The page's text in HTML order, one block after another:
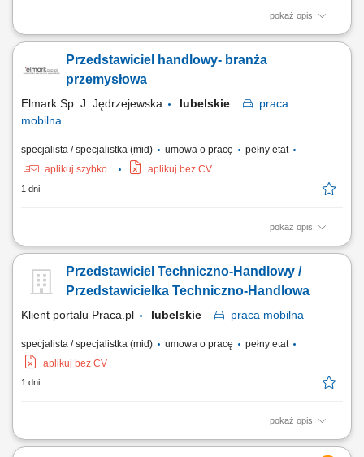
pokaż opis
Opis stanowiska: Pozyskiwanie nowych partnerów biznesowych oraz
oświatowo-wychowawczego; Przeprowadzanie bezpośrednich spotkań
handlowych i prezentacja asortymentu wyposażenia, sprzętu
Przedstawiciel handlowy- branża
przemysłowa
Elmark Sp. J. Jędrzejewska lubelskie
praca
mobilna
specjalista / specjalistka (mid) umowa o pracę
pełny etat
aplikuj szybko
aplikuj bez CV
1 dni
pokaż opis
Twój zakres obowiązków: Reprezentowanie firmy w kontaktach
Współpraca z dużymi i średnimi firmami produkcyjnymi oraz
producentami maszyn. Pozyskiwanie nowych klientów oraz kontakt z
Przedstawiciel Techniczno-Handlowy /
Przedstawicielka Techniczno-Handlowa
Klient portalu Praca.pl lubelskie praca mobilna
specjalista / specjalistka (mid) umowa o pracę
pełny etat
aplikuj bez CV
1 dni
pokaż opis
Rozwijanie współpracy z firmami produkcyjnymi oraz producentami
maszyn. Doradztwo techniczne i prowadzenie spotkań handlowych u